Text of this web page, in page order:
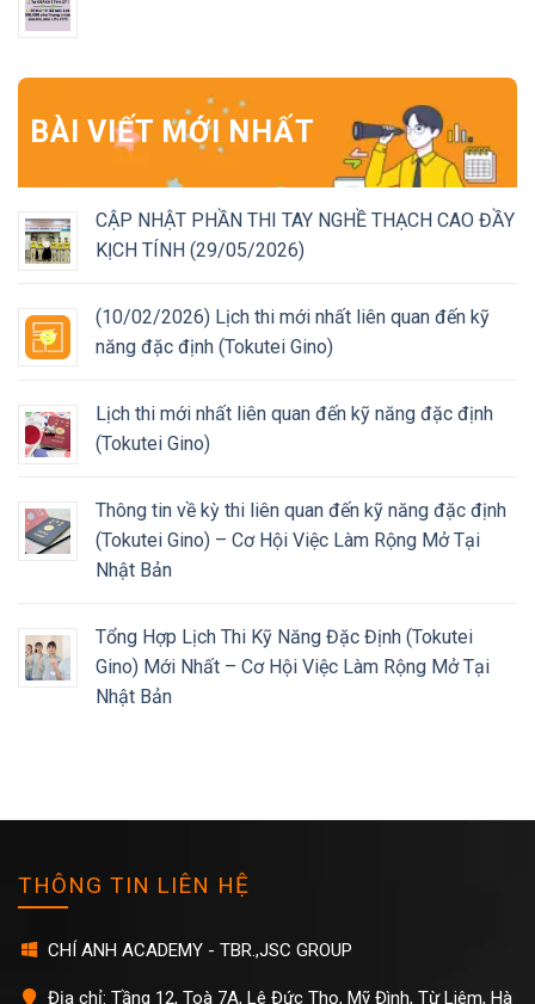
BÀI VIẾT MỚI NHẤT
CẬP NHẬT PHẦN THI TAY NGHỀ THẠCH CAO ĐẦY
KỊCH TÍNH (29/05/2026)
(10/02/2026) Lịch thi mới nhất liên quan đến kỹ
năng đặc định (Tokutei Gino)
Lịch thi mới nhất liên quan đến kỹ năng đặc định
(Tokutei Gino)
Thông tin về kỳ thi liên quan đến kỹ năng đặc định
(Tokutei Gino) – Cơ Hội Việc Làm Rộng Mở Tại
Nhật Bản
Tổng Hợp Lịch Thi Kỹ Năng Đặc Định (Tokutei
Gino) Mới Nhất – Cơ Hội Việc Làm Rộng Mở Tại
Nhật Bản
THÔNG TIN LIÊN HỆ
CHÍ ANH ACADEMY - TBR.,JSC GROUP
Địa chỉ: Tầng 12, Toà 7A, Lê Đức Thọ, Mỹ Đình, Từ Liêm, Hà